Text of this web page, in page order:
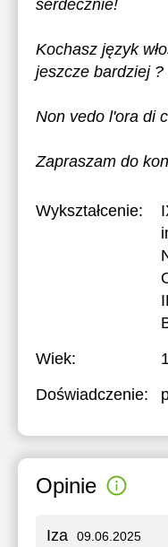
serdecznie!
Kochasz język
jeszcze bardziej
Non vedo l'ora di
Zapraszam do
Wykształcenie:
Wiek:
Doświadczenie:
Opinie
Iza 09.06.2025